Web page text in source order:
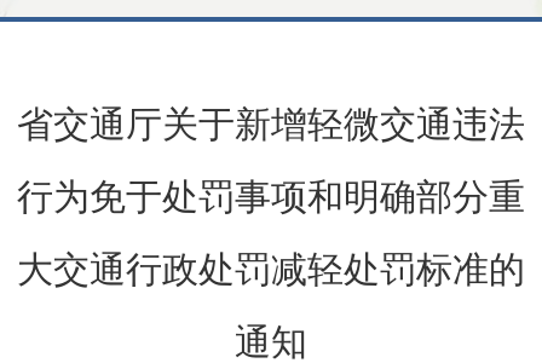
省交通厅关于新增轻微交通违法
行为免于处罚事项和明确部分重
大交通行政处罚减轻处罚标准的
通知